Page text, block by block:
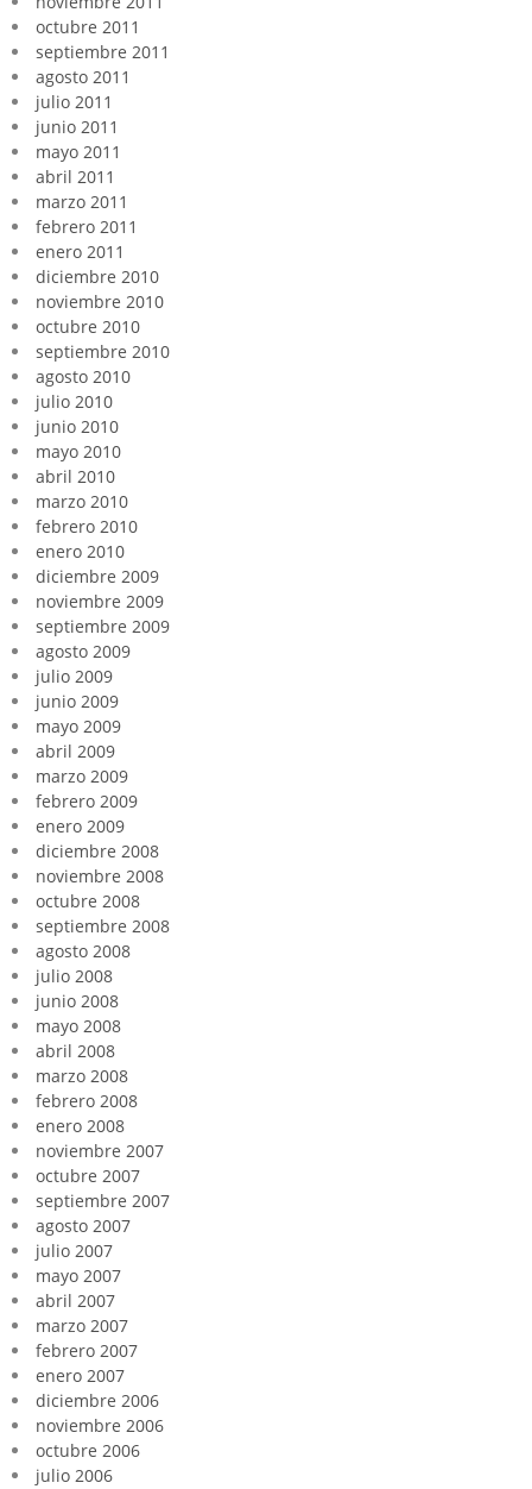
octubre 2011
septiembre 2011
agosto 2011
julio 2011
junio 2011
mayo 2011
abril 2011
marzo 2011
febrero 2011
enero 2011
diciembre 2010
noviembre 2010
octubre 2010
septiembre 2010
agosto 2010
julio 2010
junio 2010
mayo 2010
abril 2010
marzo 2010
febrero 2010
enero 2010
diciembre 2009
noviembre 2009
septiembre 2009
agosto 2009
julio 2009
junio 2009
mayo 2009
abril 2009
marzo 2009
febrero 2009
enero 2009
diciembre 2008
noviembre 2008
octubre 2008
septiembre 2008
agosto 2008
julio 2008
junio 2008
mayo 2008
abril 2008
marzo 2008
febrero 2008
enero 2008
noviembre 2007
octubre 2007
septiembre 2007
agosto 2007
julio 2007
mayo 2007
abril 2007
marzo 2007
febrero 2007
enero 2007
diciembre 2006
noviembre 2006
octubre 2006
julio 2006